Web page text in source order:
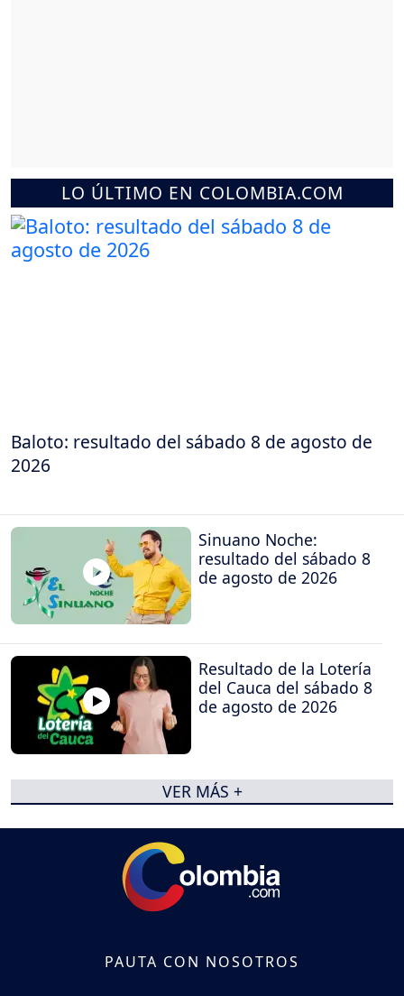
LO ÚLTIMO EN COLOMBIA.COM
Baloto: resultado del sábado 8 de agosto de
2026
Sinuano Noche:
resultado del sábado 8
de agosto de 2026
Resultado de la Lotería
del Cauca del sábado 8
de agosto de 2026
VER MÁS +
PAUTA CON NOSOTROS